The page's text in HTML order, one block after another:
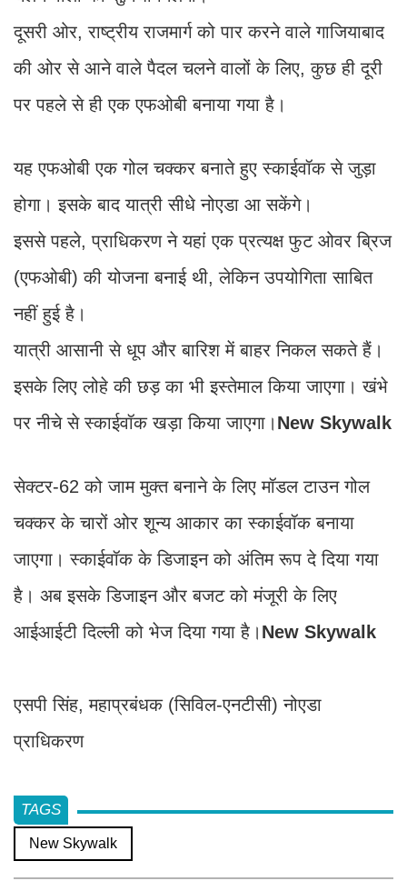
दूसरी ओर, राष्ट्रीय राजमार्ग को पार करने वाले गाजियाबाद
की ओर से आने वाले पैदल चलने वालों के लिए, कुछ ही दूरी
पर पहले से ही एक एफओबी बनाया गया है।
यह एफओबी एक गोल चक्कर बनाते हुए स्काईवॉक से जुड़ा
होगा। इसके बाद यात्री सीधे नोएडा आ सकेंगे।
इससे पहले, प्राधिकरण ने यहां एक प्रत्यक्ष फुट ओवर ब्रिज
(एफओबी) की योजना बनाई थी, लेकिन उपयोगिता साबित
नहीं हुई है।
यात्री आसानी से धूप और बारिश में बाहर निकल सकते हैं।
इसके लिए लोहे की छड़ का भी इस्तेमाल किया जाएगा। खंभे
पर नीचे से स्काईवॉक खड़ा किया जाएगा। New Skywalk
सेक्टर-62 को जाम मुक्त बनाने के लिए मॉडल टाउन गोल
चक्कर के चारों ओर शून्य आकार का स्काईवॉक बनाया
जाएगा। स्काईवॉक के डिजाइन को अंतिम रूप दे दिया गया
है। अब इसके डिजाइन और बजट को मंजूरी के लिए
आईआईटी दिल्ली को भेज दिया गया है। New Skywalk
एसपी सिंह, महाप्रबंधक (सिविल-एनटीसी) नोएडा
प्राधिकरण
TAGS
New Skywalk